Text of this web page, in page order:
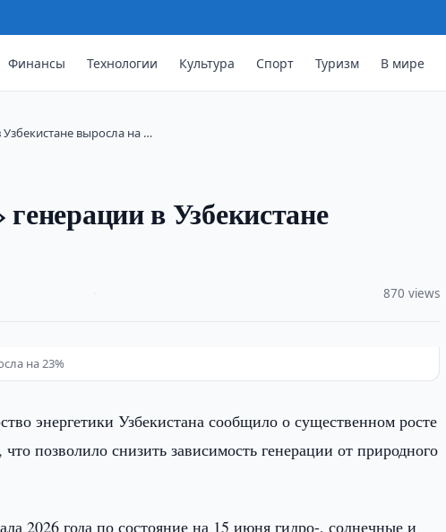
Финансы Технологии Культура Спорт Туризм В мире
выросла на …
в Узбекистане
870 views
на 23%
энергетики Узбекистана сообщило о существенном росте
позволило снизить зависимость генерации от природного
2026 года по состояние на 15 июня гидро-, солнечные и